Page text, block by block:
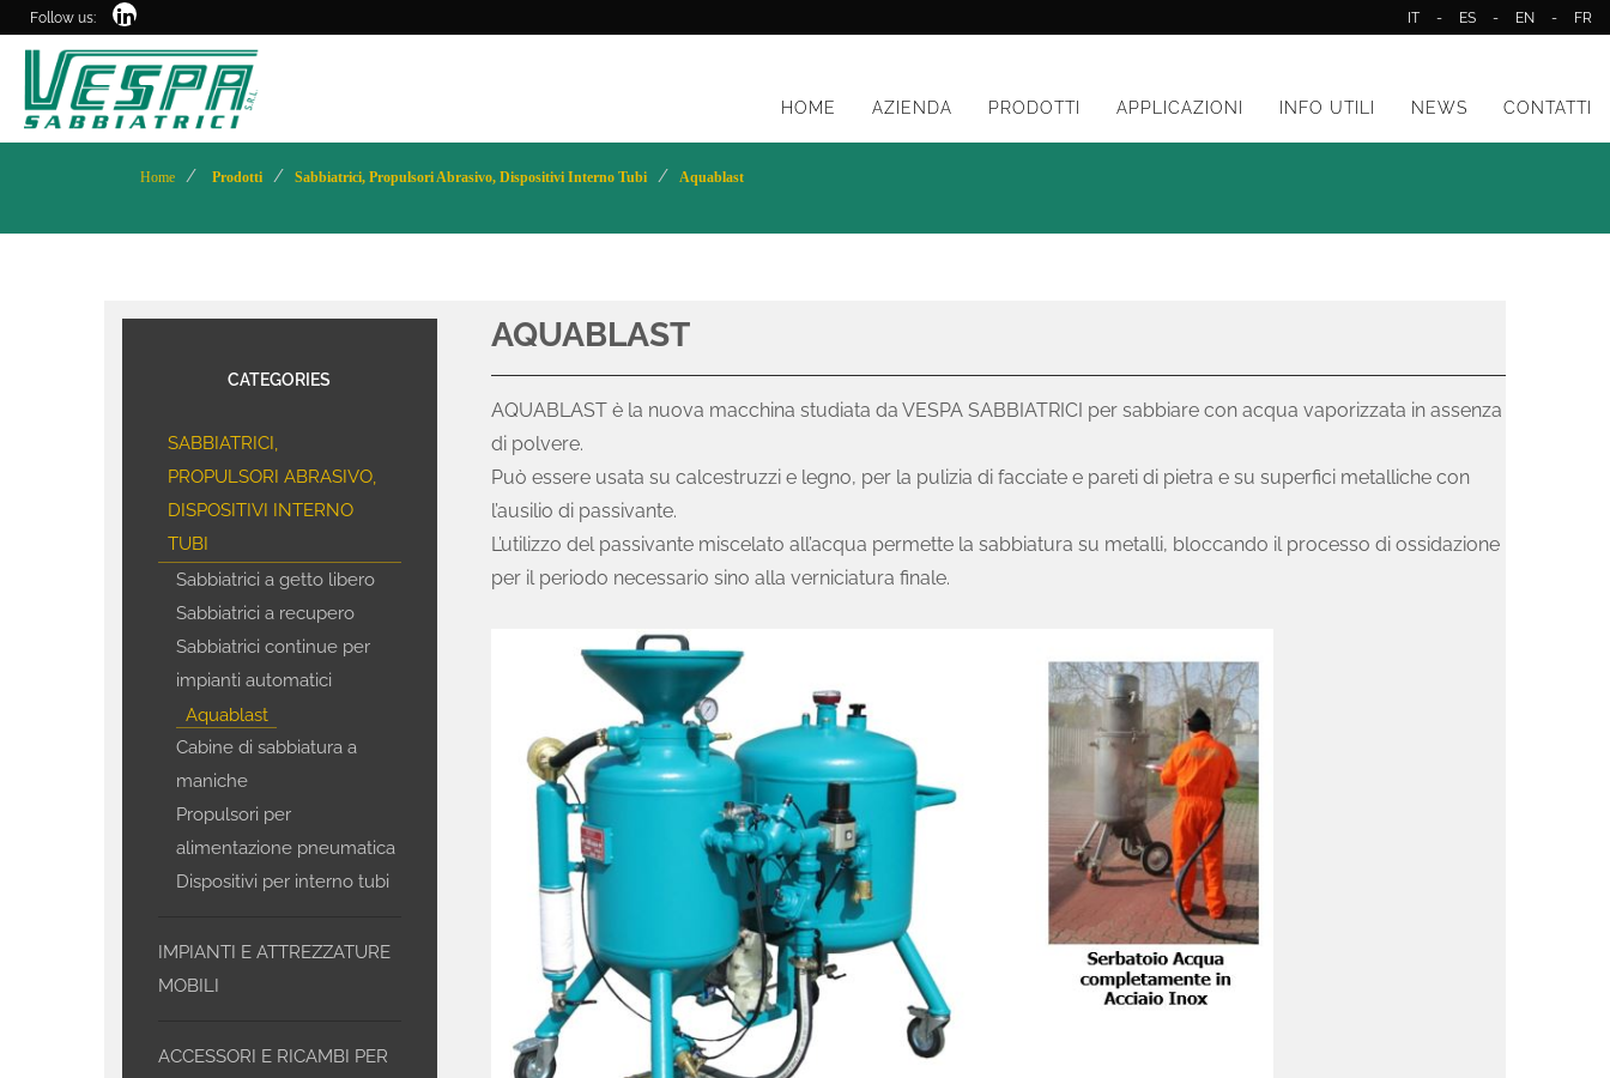
Follow us: IT - ES - EN - FR
HOME AZIENDA PRODOTTI APPLICAZIONI INFO UTILI NEWS CONTATTI
Home Prodotti Sabbiatrici, Propulsori Abrasivo, Dispositivi Interno Tubi Aquablast
CATEGORIES
SABBIATRICI,
PROPULSORI ABRASIVO,
DISPOSITIVI INTERNO
TUBI
Sabbiatrici a getto libero
Sabbiatrici a recupero
Sabbiatrici continue per
impianti automatici
Aquablast
Cabine di sabbiatura a
maniche
Propulsori per
alimentazione pneumatica
Dispositivi per interno tubi
IMPIANTI E ATTREZZATURE
MOBILI
ACCESSORI E RICAMBI PER
AQUABLAST
AQUABLAST è la nuova macchina studiata da VESPA SABBIATRICI per sabbiare con acqua vaporizzata in assenza
di polvere.
Può essere usata su calcestruzzi e legno, per la pulizia di facciate e pareti di pietra e su superfici metalliche con
l’ausilio di passivante.
L’utilizzo del passivante miscelato all’acqua permette la sabbiatura su metalli, bloccando il processo di ossidazione
per il periodo necessario sino alla verniciatura finale.